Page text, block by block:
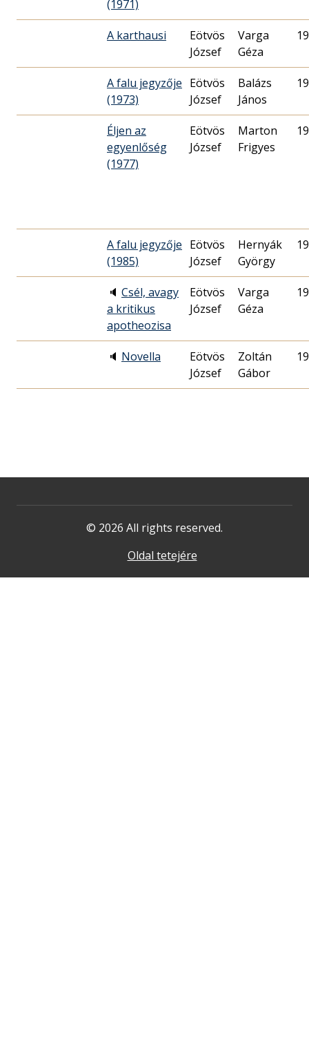
(1971)
A karthausi
Eötvös
József
Varga
Géza
A falu jegyzője
(1973)
Eötvös
József
Balázs
János
Éljen az
egyenlőség
(1977)
Eötvös
József
Marton
Frigyes
A falu jegyzője
(1985)
Eötvös
József
Hernyák
György
🔈 Csél, avagy
a kritikus
apotheozisa
Eötvös
József
Varga
Géza
🔈 Novella
Eötvös
József
Zoltán
Gábor
© 2026 All rights reserved.
Oldal tetejére